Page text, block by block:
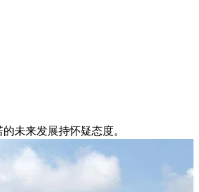
未来发展持怀疑态度。